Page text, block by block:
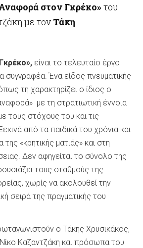
στον Γκρέκο»του
με τον Τάκη
είναι το τελευταίο έργο
συγγραφέα. Ένα είδος πνευματικής
τη χαρακτηρίζει ο ίδιος ο
με τη στρατιωτική έννοια
τους στόχους του και τις
από τα παιδικά του χρόνια και
«κρητικής ματιάς» και στη
Δεν αφηγείται το σύνολο της
τους σταθμούς της
χωρίς να ακολουθεί την
σειρά της πραγματικής του
ο Τάκης Χρυσικάκος,
Καζαντζάκη και πρόσωπα του